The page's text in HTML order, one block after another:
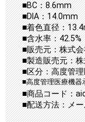
■BC：8.6mm
■DIA：14.0mm
■着色直径：
■含水率：42.5%
■販売元：株式
■製造販売元：
■区分：高度管
■高度管理医療機
■商品コード：
■配送方法：メ